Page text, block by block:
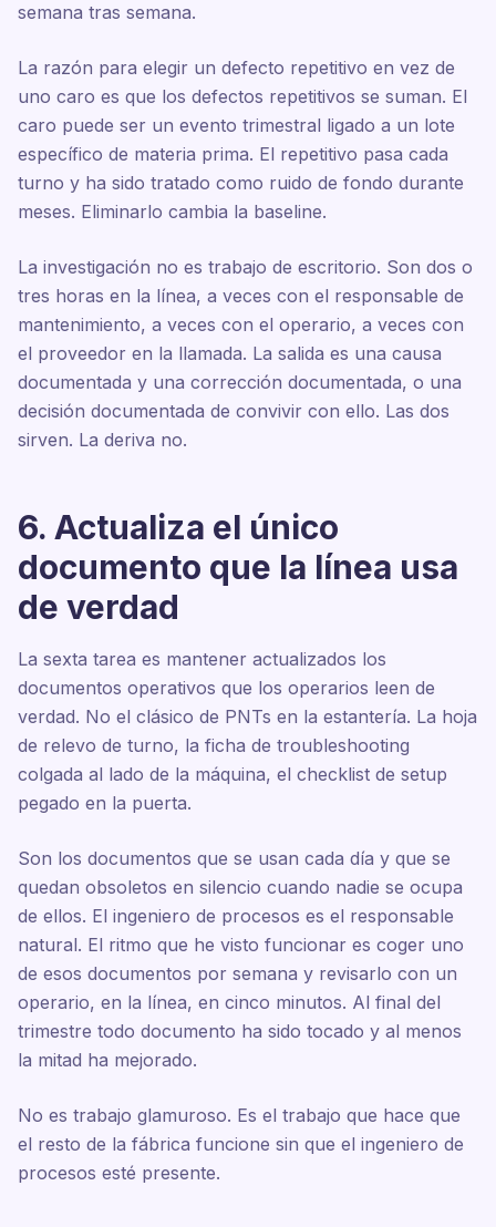
semana tras semana.
La razón para elegir un defecto repetitivo en vez de
uno caro es que los defectos repetitivos se suman. El
caro puede ser un evento trimestral ligado a un lote
específico de materia prima. El repetitivo pasa cada
turno y ha sido tratado como ruido de fondo durante
meses. Eliminarlo cambia la baseline.
La investigación no es trabajo de escritorio. Son dos o
tres horas en la línea, a veces con el responsable de
mantenimiento, a veces con el operario, a veces con
el proveedor en la llamada. La salida es una causa
documentada y una corrección documentada, o una
decisión documentada de convivir con ello. Las dos
sirven. La deriva no.
6. Actualiza el único
documento que la línea usa
de verdad
La sexta tarea es mantener actualizados los
documentos operativos que los operarios leen de
verdad. No el clásico de PNTs en la estantería. La hoja
de relevo de turno, la ficha de troubleshooting
colgada al lado de la máquina, el checklist de setup
pegado en la puerta.
Son los documentos que se usan cada día y que se
quedan obsoletos en silencio cuando nadie se ocupa
de ellos. El ingeniero de procesos es el responsable
natural. El ritmo que he visto funcionar es coger uno
de esos documentos por semana y revisarlo con un
operario, en la línea, en cinco minutos. Al final del
trimestre todo documento ha sido tocado y al menos
la mitad ha mejorado.
No es trabajo glamuroso. Es el trabajo que hace que
el resto de la fábrica funcione sin que el ingeniero de
procesos esté presente.